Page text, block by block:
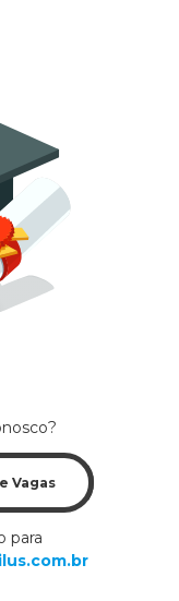
Vagas
para